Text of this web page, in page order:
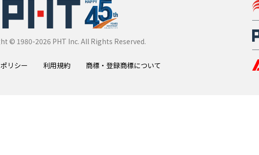
© 1980-2026 PHT Inc. All Rights Reserved.
リシー 利用規約 商標・登録商標について